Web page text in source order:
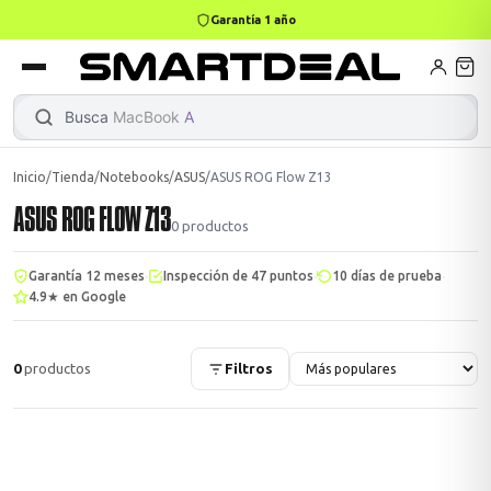
Garantía 1 año
Busca |
Gamer
MacBook Air
→
→
Mini PC
Inicio/Tienda/Notebooks/ASUS/ASUS ROG Flow Z13
ASUS ROG FLOW Z130 productos
Garantía 12 meses Inspección de 47 puntos 10 días de prueba
4.9★ en Google
0productos Filtros